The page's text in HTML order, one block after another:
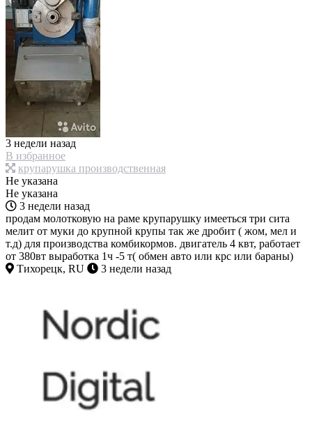
3 недели назад
В избранное
крупарушка производственная
Не указана
Не указана
3 недели назад
продам молотковую на раме крупарушку имееться три сита
мелит от муки до крупной крупы так же дробит ( жом, мел и
т.д) для производства комбикормов. двигатель 4 квт, работает
от 380вт выработка 1ч -5 т( обмен авто или крс или бараны)
Тихорецк, RU
3 недели назад